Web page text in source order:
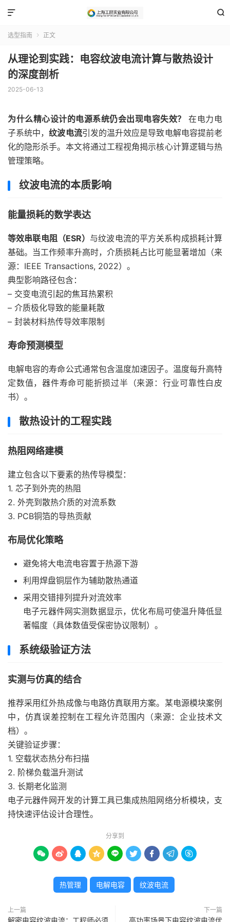


选型指南  正文
从理论到实践：电容纹波电流计算与散热设计
的深度剖析
2025-06-13
为什么精心设计的电源系统仍会出现电容失效？
在电力电
子系统中，纹波电流引发的温升效应是导致电解电容提前老
化的隐形杀手。本文将通过工程视角揭示核心计算逻辑与热
管理策略。
纹波电流的本质影响
能量损耗的数学表达
等效串联电阻（ESR） 与纹波电流的平方关系构成损耗计算
基础。当工作频率升高时，介质损耗占比可能显著增加（来
源：IEEE Transactions, 2022）。
典型影响路径包含：
– 交变电流引起的焦耳热累积
– 介质极化导致的能量耗散
– 封装材料热传导效率限制
寿命预测模型
电解电容的寿命公式通常包含温度加速因子。温度每升高特
定数值，器件寿命可能折损过半（来源：行业可靠性白皮
书）。
散热设计的工程实践
热阻网络建模
建立包含以下要素的热传导模型：
1. 芯子到外壳的热阻
2. 外壳到散热介质的对流系数
3. PCB铜箔的导热贡献
布局优化策略
避免将大电流电容置于热源下游
利用焊盘铜层作为辅助散热通道
采用交错排列提升对流效率
电子元器件网实测数据显示，优化布局可使温升降低显
著幅度（具体数值受保密协议限制）。
系统级验证方法
实测与仿真的结合
推荐采用红外热成像与电路仿真联用方案。某电源模块案例
中，仿真误差控制在工程允许范围内（来源：企业技术文
档）。
关键验证步骤：
1. 空载状态热分布扫描
2. 阶梯负载温升测试
3. 长期老化监测
电子元器件网开发的计算工具已集成热阻网络分析模块，支
持快速评估设计合理性。
分享到
        
热管理 电解电容 纹波电流
上一篇
解密电容纹波电流：工程师必须
下一篇
高功率场景下电容纹波电流优